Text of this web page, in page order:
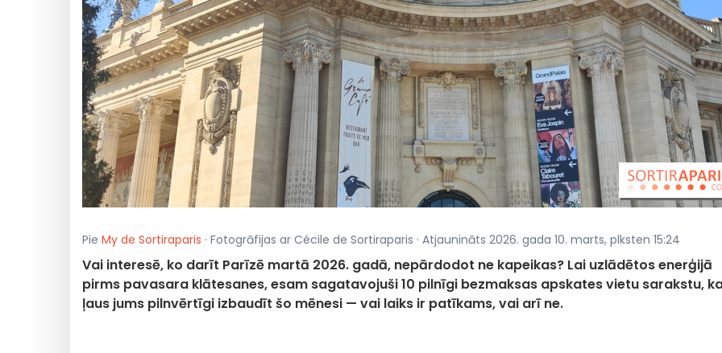
Pie My de Sortiraparis · Fotogrāfijas ar Cécile de Sortiraparis · Atjaunināts 2026. gada 10. marts, plksten 15:24
Vai interesē, ko darīt Parīzē martā 2026. gadā, nepārdodot ne kapeikas? Lai uzlādētos enerģijā
pirms pavasara klātesanes, esam sagatavojuši 10 pilnīgi bezmaksas apskates vietu sarakstu,
ļaus jums pilnvērtīgi izbaudīt šo mēnesi — vai laiks ir patīkams, vai arī ne.